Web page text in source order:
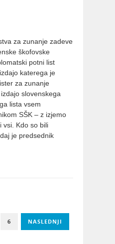
za zunanje zadeve
škofovske
potni list
katerega je
za zunanje
slovenskega
lista vsem
SŠK – z izjemo
vsi. Kdo so bili
je predsednik
6 NASLEDNJI